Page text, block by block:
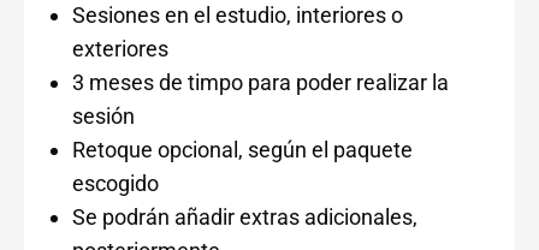
Sesiones en el estudio, interiores o
exteriores
3 meses de timpo para poder realizar la
sesión
Retoque opcional, según el paquete
escogido
Se podrán añadir extras adicionales,